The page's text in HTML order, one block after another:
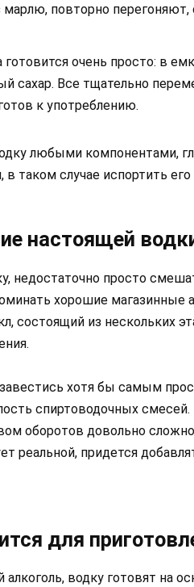
повторно
готовится очень просто: в
сахар. Все тщательно
к употреблению.
любыми компонентами,
таком случае испортить
настоящей
недостаточно просто
хорошие магазинные
состоящий из нескольких
хотя бы самым
спиртоводочных смесей.
оборотов довольно
реальной, придется
для
алкоголь, водку готовят на